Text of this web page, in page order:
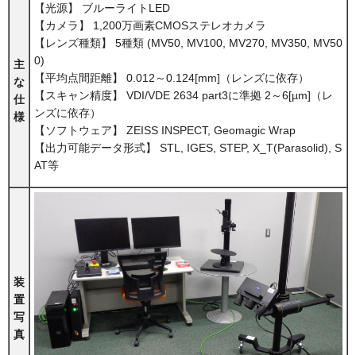
主
な
仕
様
【光源】 ブルーライトLED
【カメラ】 1,200万画素CMOSステレオカメラ
【レンズ種類】 5種類 (MV50, MV100, MV270, MV350, MV50
0)
【平均点間距離】 0.012～0.124[mm]（レンズに依存）
【スキャン精度】 VDI/VDE 2634 part3に準拠 2～6[µm]（レ
ンズに依存）
【ソフトウェア】 ZEISS INSPECT, Geomagic Wrap
【出力可能データ形式】 STL, IGES, STEP, X_T(Parasolid), S
AT等
装
置
写
真